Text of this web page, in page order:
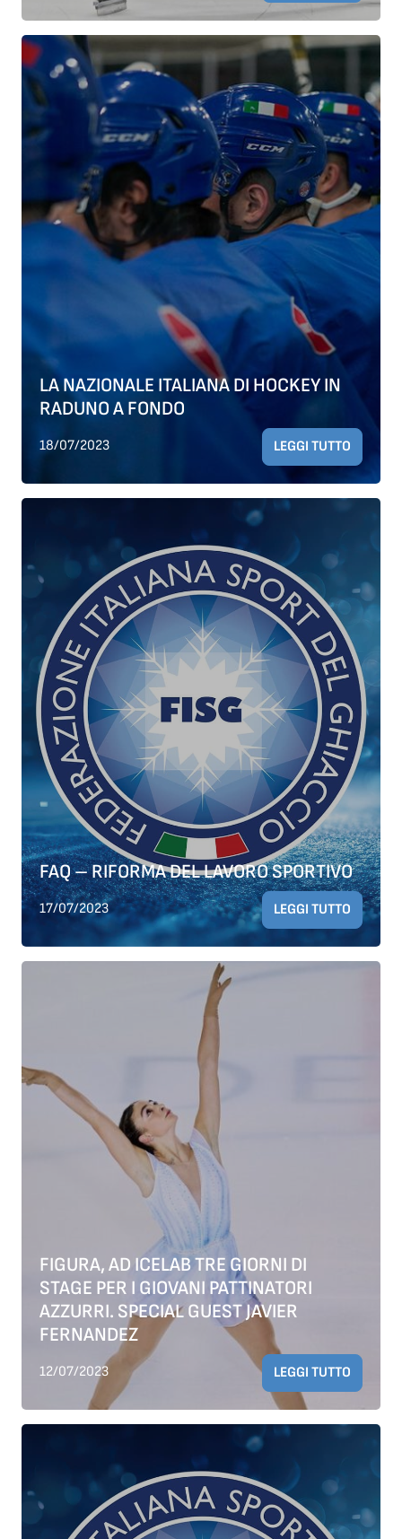
LA NAZIONALE ITALIANA DI HOCKEY IN
RADUNO A FONDO
18/07/2023 LEGGI TUTTO
FAQ – RIFORMA DEL LAVORO SPORTIVO
17/07/2023 LEGGI TUTTO
FIGURA, AD ICELAB TRE GIORNI DI
STAGE PER I GIOVANI PATTINATORI
AZZURRI. SPECIAL GUEST JAVIER
FERNANDEZ
12/07/2023 LEGGI TUTTO